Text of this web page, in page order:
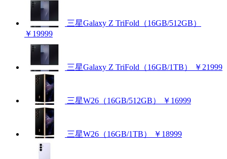
三星Galaxy Z TriFold（16GB/512GB）
￥19999
三星Galaxy Z TriFold（16GB/1TB） ￥21999
三星W26（16GB/512GB） ￥16999
三星W26（16GB/1TB） ￥18999